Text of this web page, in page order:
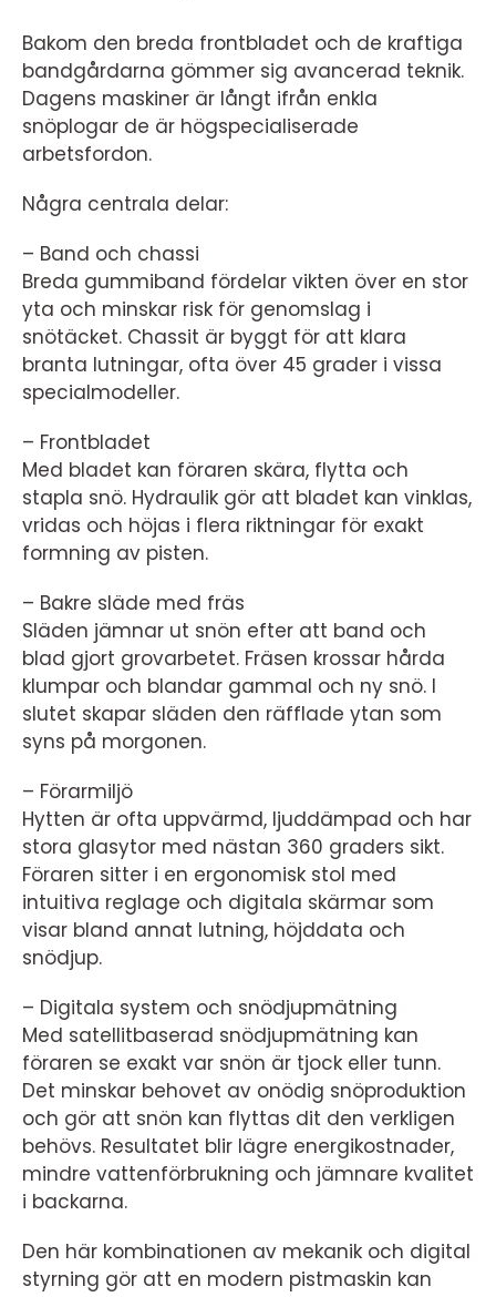
Bakom den breda frontbladet och de kraftiga
bandgårdarna gömmer sig avancerad teknik.
Dagens maskiner är långt ifrån enkla
snöplogar de är högspecialiserade
arbetsfordon.
Några centrala delar:
– Band och chassi
Breda gummiband fördelar vikten över en stor
yta och minskar risk för genomslag i
snötäcket. Chassit är byggt för att klara
branta lutningar, ofta över 45 grader i vissa
specialmodeller.
– Frontbladet
Med bladet kan föraren skära, flytta och
stapla snö. Hydraulik gör att bladet kan vinklas,
vridas och höjas i flera riktningar för exakt
formning av pisten.
– Bakre släde med fräs
Släden jämnar ut snön efter att band och
blad gjort grovarbetet. Fräsen krossar hårda
klumpar och blandar gammal och ny snö. I
slutet skapar släden den räfflade ytan som
syns på morgonen.
– Förarmiljö
Hytten är ofta uppvärmd, ljuddämpad och har
stora glasytor med nästan 360 graders sikt.
Föraren sitter i en ergonomisk stol med
intuitiva reglage och digitala skärmar som
visar bland annat lutning, höjddata och
snödjup.
– Digitala system och snödjupmätning
Med satellitbaserad snödjupmätning kan
föraren se exakt var snön är tjock eller tunn.
Det minskar behovet av onödig snöproduktion
och gör att snön kan flyttas dit den verkligen
behövs. Resultatet blir lägre energikostnader,
mindre vattenförbrukning och jämnare kvalitet
i backarna.
Den här kombinationen av mekanik och digital
styrning gör att en modern pistmaskin kan